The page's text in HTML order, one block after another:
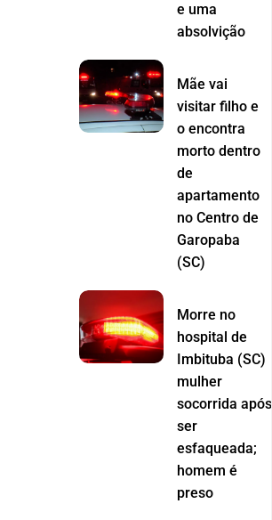
e uma
absolvição
Mãe vai
visitar filho e
o encontra
morto dentro
de
apartamento
no Centro de
Garopaba
(SC)
Morre no
hospital de
Imbituba (SC)
mulher
socorrida após
ser
esfaqueada;
homem é
preso